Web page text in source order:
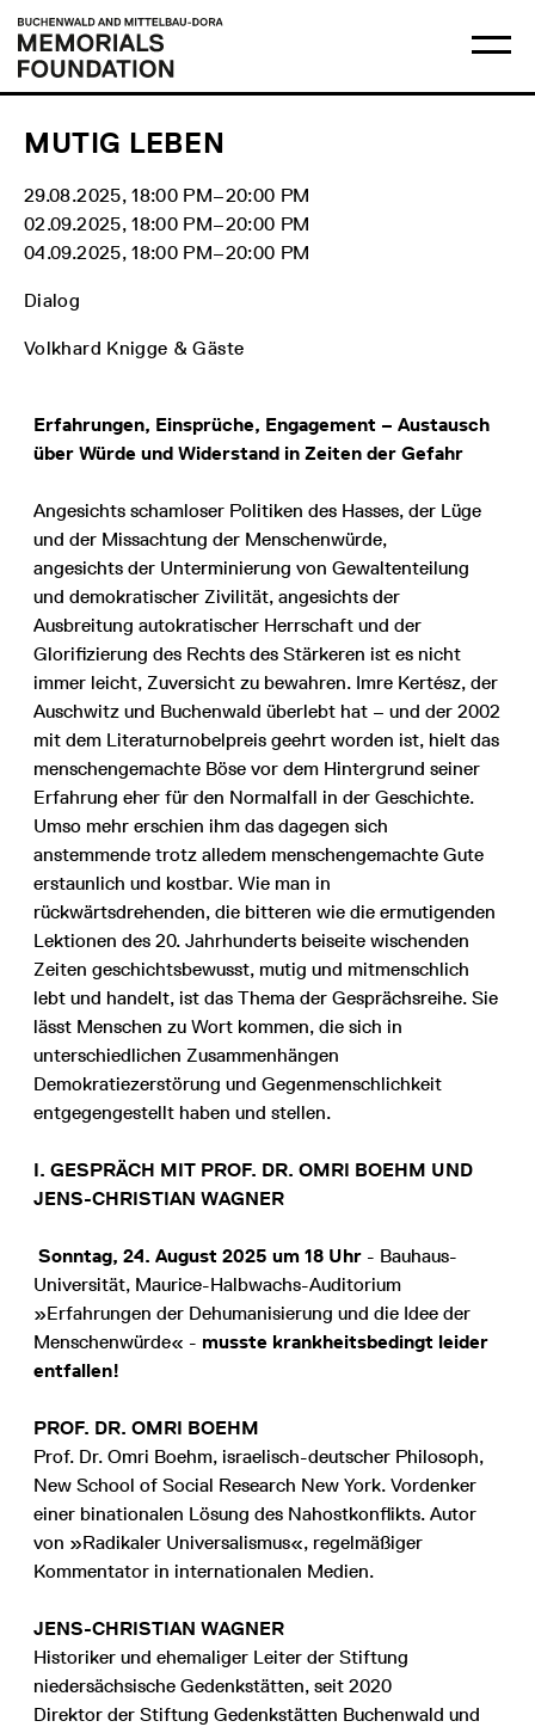
content
menu
Buchenwald
and
Mittelbau-
Dora
Memorials
MUTIG LEBEN
29.08.2025, 18:00 PM‒20:00 PM
02.09.2025, 18:00 PM‒20:00 PM
04.09.2025, 18:00 PM‒20:00 PM
Dialog
Volkhard Knigge & Gäste
Erfahrungen, Einsprüche, Engagement – Austausch
über Würde und Widerstand in Zeiten der Gefahr
Angesichts schamloser Politiken des Hasses, der Lüge
und der Missachtung der Menschenwürde,
angesichts der Unterminierung von Gewaltenteilung
und demokratischer Zivilität, angesichts der
Ausbreitung autokratischer Herrschaft und der
Glorifizierung des Rechts des Stärkeren ist es nicht
immer leicht, Zuversicht zu bewahren. Imre Kertész, der
Auschwitz und Buchenwald überlebt hat – und der 2002
mit dem Literaturnobelpreis geehrt worden ist, hielt das
menschengemachte Böse vor dem Hintergrund seiner
Erfahrung eher für den Normalfall in der Geschichte.
Umso mehr erschien ihm das dagegen sich
anstemmende trotz alledem menschengemachte Gute
erstaunlich und kostbar. Wie man in
rückwärtsdrehenden, die bitteren wie die ermutigenden
Lektionen des 20. Jahrhunderts beiseite wischenden
Zeiten geschichtsbewusst, mutig und mitmenschlich
lebt und handelt, ist das Thema der Gesprächsreihe. Sie
lässt Menschen zu Wort kommen, die sich in
unterschiedlichen Zusammenhängen
Demokratiezerstörung und Gegenmenschlichkeit
entgegengestellt haben und stellen.
I. GESPRÄCH MIT PROF. DR. OMRI BOEHM UND
JENS-CHRISTIAN WAGNER
Sonntag, 24. August 2025 um 18 Uhr - Bauhaus-
Universität, Maurice-Halbwachs-Auditorium
»Erfahrungen der Dehumanisierung und die Idee der
Menschenwürde« - musste krankheitsbedingt leider
entfallen!
PROF. DR. OMRI BOEHM
Prof. Dr. Omri Boehm, israelisch-deutscher Philosoph,
New School of Social Research New York. Vordenker
einer binationalen Lösung des Nahostkonflikts. Autor
von »Radikaler Universalismus«, regelmäßiger
Kommentator in internationalen Medien.
JENS-CHRISTIAN WAGNER
Historiker und ehemaliger Leiter der Stiftung
niedersächsische Gedenkstätten, seit 2020
Direktor der Stiftung Gedenkstätten Buchenwald und